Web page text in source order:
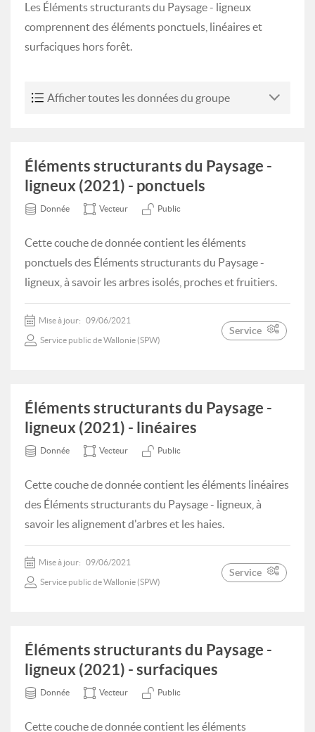
Les Éléments structurants du Paysage - ligneux
comprennent des éléments ponctuels, linéaires et
surfaciques hors forêt.
Afficher toutes les données du groupe
Éléments structurants du Paysage -
ligneux (2021) - ponctuels
Donnée Vecteur Public
Cette couche de donnée contient les éléments
ponctuels des Éléments structurants du Paysage -
ligneux, à savoir les arbres isolés, proches et fruitiers.
Mise à jour: 09/06/2021
Service public de Wallonie (SPW)
Service
Éléments structurants du Paysage -
ligneux (2021) - linéaires
Donnée Vecteur Public
Cette couche de donnée contient les éléments linéaires
des Éléments structurants du Paysage - ligneux, à
savoir les alignement d'arbres et les haies.
Mise à jour: 09/06/2021
Service public de Wallonie (SPW)
Service
Éléments structurants du Paysage -
ligneux (2021) - surfaciques
Donnée Vecteur Public
Cette couche de donnée contient les éléments